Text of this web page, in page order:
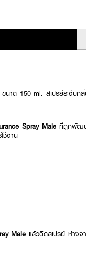
ขนาด 150 ml. สเปรย์ระงับ
Spray Male ที่ถูกพัฒน
ช้งาน
Male แล้วฉีดสเปรย์ ห่าง